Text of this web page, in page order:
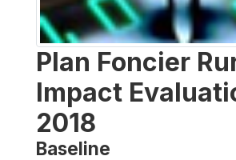
Plan Foncier
Impact
2018
Baseline